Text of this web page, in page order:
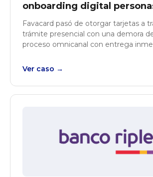
onboarding digital
Favacard pasó de otorgar tarjetas a
trámite presencial con una demora
proceso omnicanal con entrega
Ver caso →